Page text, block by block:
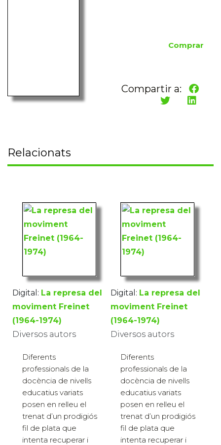
Comprar
Compartir a:
Relacionats
Digital: La represa del
moviment Freinet
(1964-1974)
Diversos autors
Diferents
professionals de la
docència de nivells
educatius variats
posen en relleu el
trenat d’un prodigiós
fil de plata que
intenta recuperar i
Digital: La represa del
moviment Freinet
(1964-1974)
Diversos autors
Diferents
professionals de la
docència de nivells
educatius variats
posen en relleu el
trenat d’un prodigiós
fil de plata que
intenta recuperar i